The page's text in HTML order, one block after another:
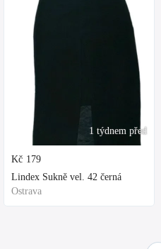
1 týdnem před
Kč 179
Lindex Sukně vel. 42 černá
Ostrava